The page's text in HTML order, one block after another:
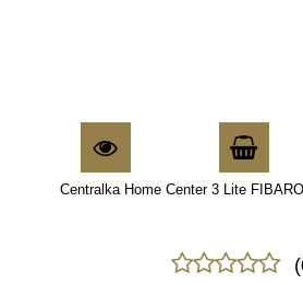
Centralka Home Center 3 Lite